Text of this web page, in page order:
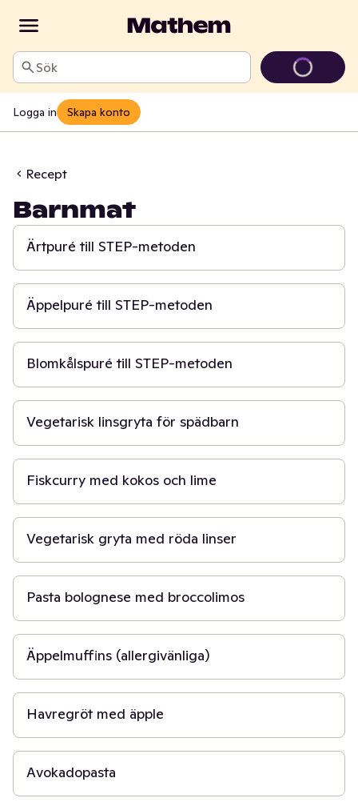
Sök
Logga in Skapa konto
Recept
Barnmat
20 min
Ärtpuré till STEP-metoden
20 min
Äppelpuré till STEP-metoden
20 min
Blomkålspuré till STEP-metoden
20 min
Vegetarisk linsgryta för spädbarn
30 min
Fiskcurry med kokos och lime
15 min
Vegetarisk gryta med röda linser
30 min
Pasta bolognese med broccolimos
30 min
Äppelmuffins (allergivänliga)
5 min
Havregröt med äpple
20 min
Avokadopasta
5 min